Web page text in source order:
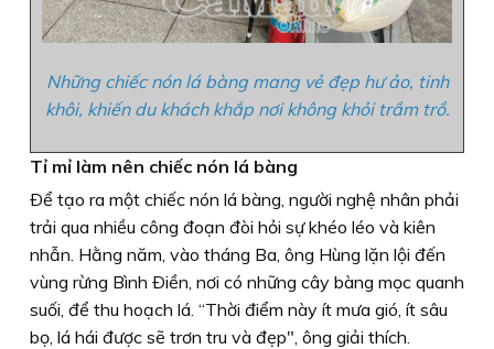
Những chiếc nón lá bàng mang vẻ đẹp hư ảo, tinh
khôi, khiến du khách khắp nơi không khỏi trầm trồ.
Tỉ mỉ làm nên chiếc nón lá bàng
Ðể tạo ra một chiếc nón lá bàng, người nghệ nhân phải
trải qua nhiều công đoạn đòi hỏi sự khéo léo và kiên
nhẫn. Hằng năm, vào tháng Ba, ông Hùng lặn lội đến
vùng rừng Bình Ðiền, nơi có những cây bàng mọc quanh
suối, để thu hoạch lá. “Thời điểm này ít mưa gió, ít sâu
bọ, lá hái được sẽ trơn tru và đẹp", ông giải thích.